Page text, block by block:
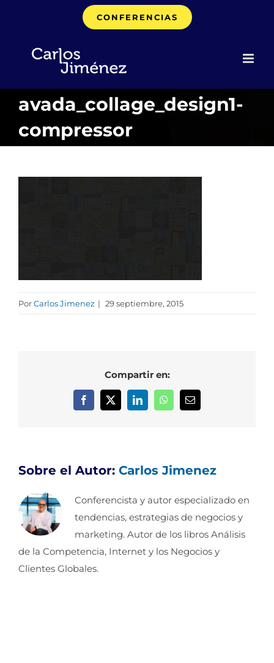
CONFERENCIAS
avada_collage_design1-
compressor
PorCarlos Jimenez | 29 septiembre, 2015
Compartir en:
Facebook
X LinkedInWhatsAppCorreo
Sobre el Autor: Carlos Jimenez
Conferencista y autor especializado en
tendencias, estrategias de negocios y
marketing. Autor de los libros Análisis
de la Competencia, Internet y los Negocios y
Clientes Globales.